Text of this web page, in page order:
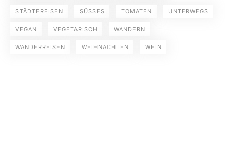
STÄDTEREISEN SÜSSES TOMATEN UNTERWEGS
VEGAN VEGETARISCH WANDERN
WANDERREISEN WEIHNACHTEN WEIN